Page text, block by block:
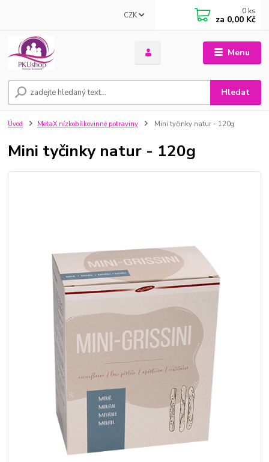
Menu
CZK
Hledat
0 ks
za 0,00 Kč
Úvod MetaX nízkobílkovinné potraviny Mini tyčinky natur - 120g
Mini tyčinky natur - 120g